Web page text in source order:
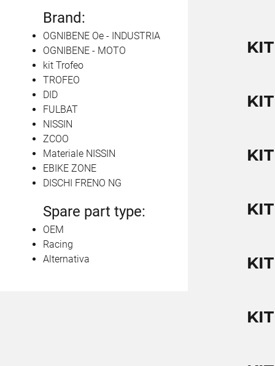
Brand:
OGNIBENE Oe - INDUSTRIA
OGNIBENE - MOTO
kit Trofeo
TROFEO
DID
FULBAT
NISSIN
ZCOO
Materiale NISSIN
EBIKE ZONE
DISCHI FRENO NG
Spare part type:
OEM
Racing
Alternativa